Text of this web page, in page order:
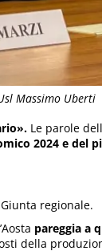
Massimo Uberti
Le parole
2024 e del
regionale.
pareggia a
della